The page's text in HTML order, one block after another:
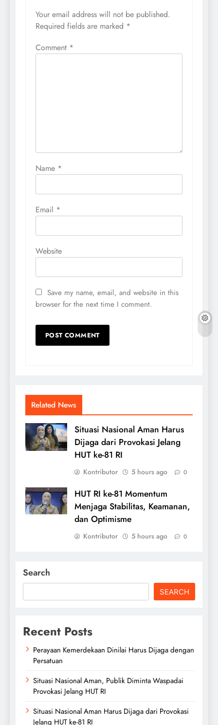
Your email address will not be published.
Required fields are marked *
Comment *
Name *
Email *
Website
Save my name, email, and website in this
browser for the next time I comment.
Related News
Situasi Nasional Aman Harus
Dijaga dari Provokasi Jelang
HUT ke-81 RI
Kontributor 5 hours ago 0
HUT RI ke-81 Momentum
Menjaga Stabilitas, Keamanan,
dan Optimisme
Kontributor 5 hours ago 0
Search
SEARCH
Recent Posts
Perayaan Kemerdekaan Dinilai Harus Dijaga dengan
Persatuan
Situasi Nasional Aman, Publik Diminta Waspadai
Provokasi Jelang HUT RI
Situasi Nasional Aman Harus Dijaga dari Provokasi
Jelang HUT ke-81 RI